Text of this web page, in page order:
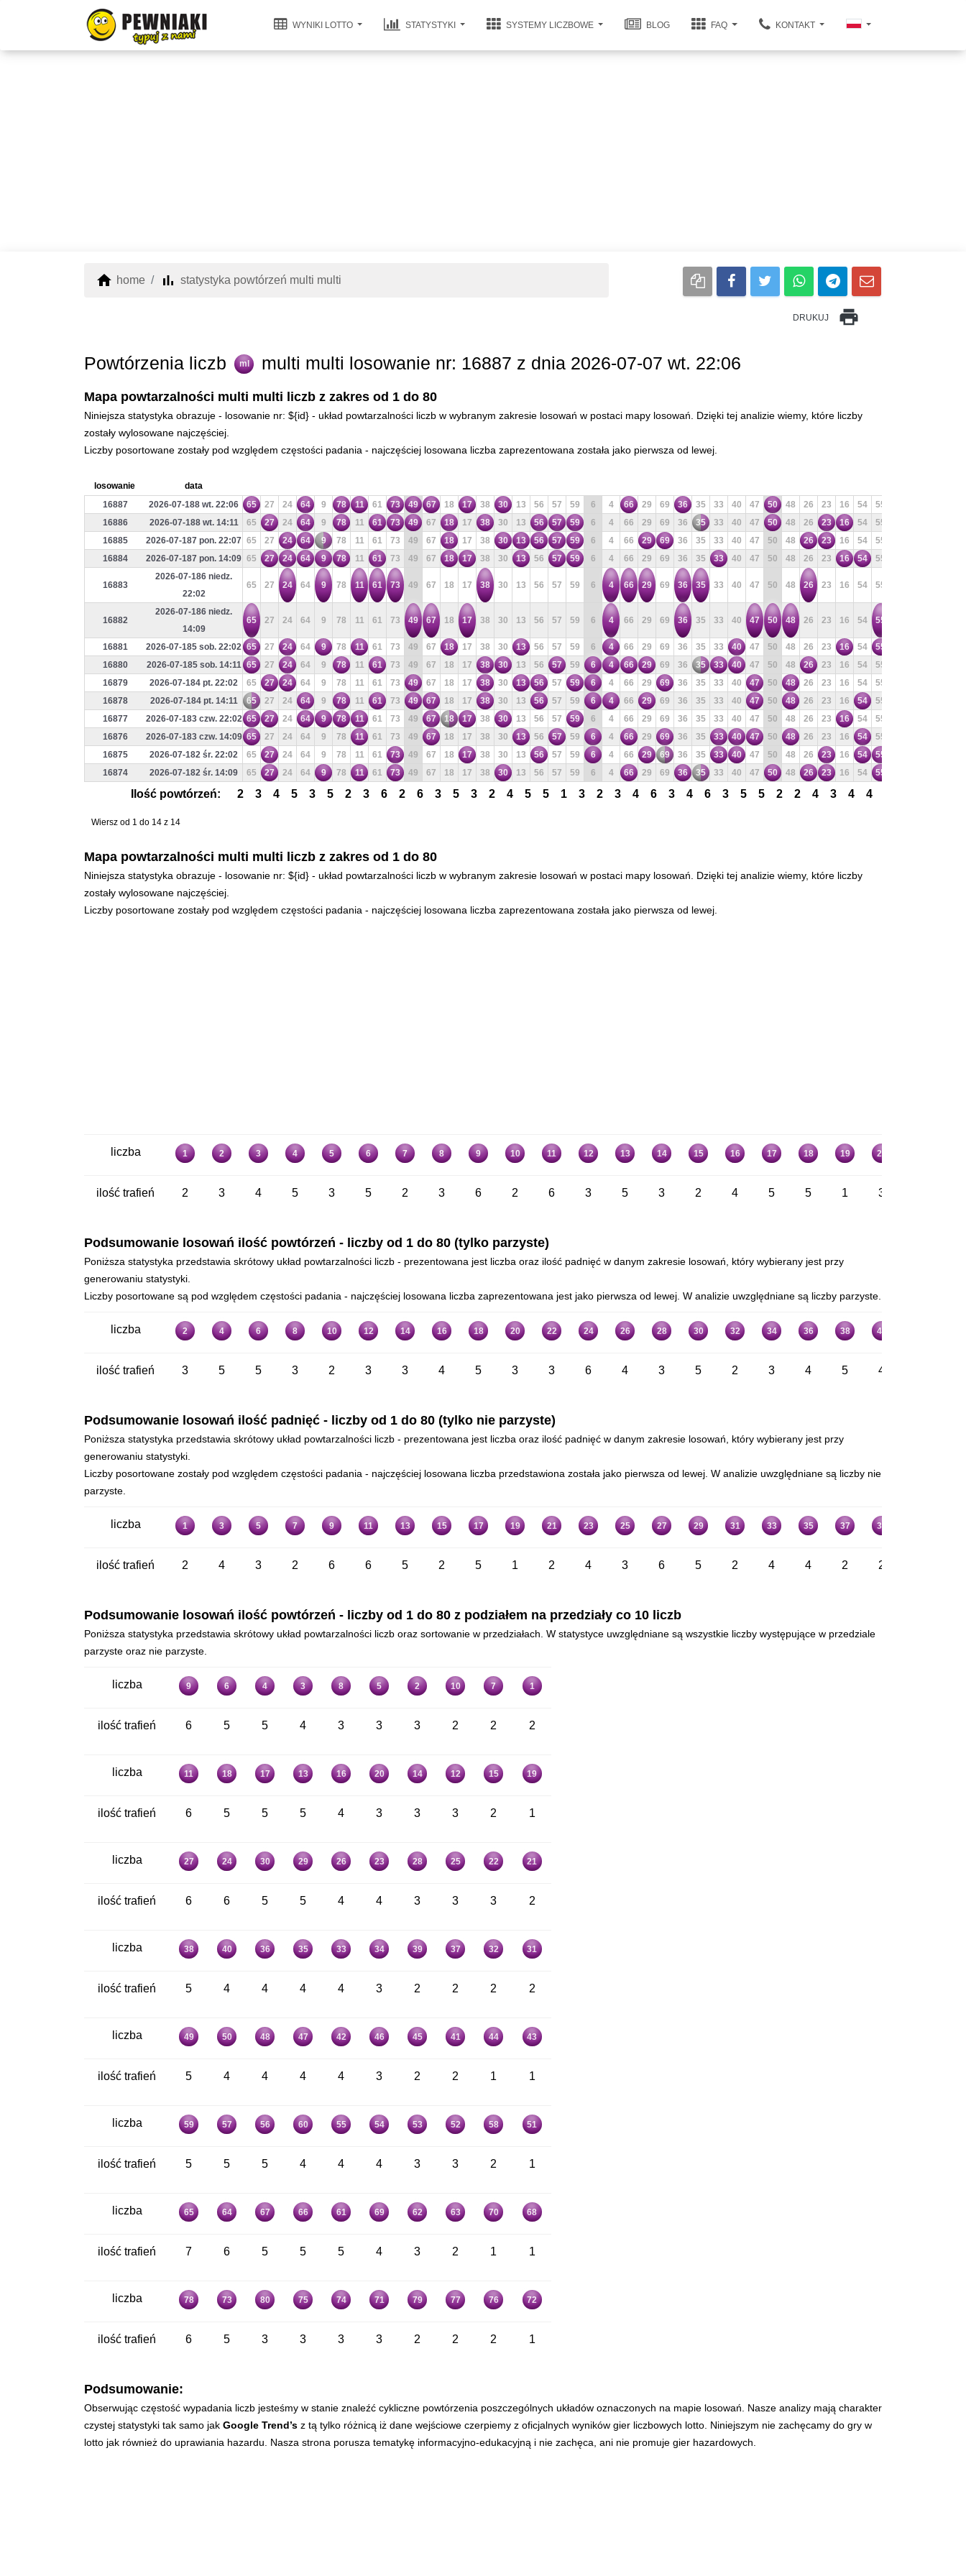
WYNIKI LOTTO STATYSTYKI SYSTEMY LICZBOWE BLOG FAQ KONTAKT
home home bar_chart statystyka powtórzeń multi multi
DRUKUJ print
Powtórzenia liczb ml multi multi losowanie nr: 16887 z dnia 2026-07-07 wt. 22:06
Mapa powtarzalności multi multi liczb z zakres od 1 do 80
Niniejsza statystyka obrazuje - losowanie nr: ${id} - układ powtarzalności liczb w wybranym zakresie losowań w postaci mapy losowań. Dzięki tej analizie wiemy, które liczby
zostały wylosowane najczęściej.
Liczby posortowane zostały pod względem częstości padania - najczęściej losowana liczba zaprezentowana została jako pierwsza od lewej.
losowanie
data
16887
2026-07-188 wt. 22:06 65 27 24 64 9 78 11 61 73 49 67 18 17 38 30 13 56 57 59 6 4 66 29 69 36 35 33 40 47 50 48 26 23 16 54 55
16886
2026-07-188 wt. 14:11 65 27 24 64 9 78 11 61 73 49 67 18 17 38 30 13 56 57 59 6 4 66 29 69 36 35 33 40 47 50 48 26 23 16 54 55
16885
2026-07-187 pon. 22:07 65 27 24 64 9 78 11 61 73 49 67 18 17 38 30 13 56 57 59 6 4 66 29 69 36 35 33 40 47 50 48 26 23 16 54 55
16884
2026-07-187 pon. 14:09 65 27 24 64 9 78 11 61 73 49 67 18 17 38 30 13 56 57 59 6 4 66 29 69 36 35 33 40 47 50 48 26 23 16 54 55
16883
2026-07-186 niedz.
22:02
65 27 24 64 9 78 11 61 73 49 67 18 17 38 30 13 56 57 59 6 4 66 29 69 36 35 33 40 47 50 48 26 23 16 54 55
16882
2026-07-186 niedz.
14:09
65 27 24 64 9 78 11 61 73 49 67 18 17 38 30 13 56 57 59 6 4 66 29 69 36 35 33 40 47 50 48 26 23 16 54 55
16881 2026-07-185 sob. 22:02 65 27 24 64 9 78 11 61 73 49 67 18 17 38 30 13 56 57 59 6 4 66 29 69 36 35 33 40 47 50 48 26 23 16 54 55
16880
2026-07-185 sob. 14:11 65 27 24 64 9 78 11 61 73 49 67 18 17 38 30 13 56 57 59 6 4 66 29 69 36 35 33 40 47 50 48 26 23 16 54 55
16879
2026-07-184 pt. 22:02 65 27 24 64 9 78 11 61 73 49 67 18 17 38 30 13 56 57 59 6 4 66 29 69 36 35 33 40 47 50 48 26 23 16 54 55
16878
2026-07-184 pt. 14:11 65 27 24 64 9 78 11 61 73 49 67 18 17 38 30 13 56 57 59 6 4 66 29 69 36 35 33 40 47 50 48 26 23 16 54 55
16877
2026-07-183 czw. 22:02 65 27 24 64 9 78 11 61 73 49 67 18 17 38 30 13 56 57 59 6 4 66 29 69 36 35 33 40 47 50 48 26 23 16 54 55
16876
2026-07-183 czw. 14:09 65 27 24 64 9 78 11 61 73 49 67 18 17 38 30 13 56 57 59 6 4 66 29 69 36 35 33 40 47 50 48 26 23 16 54 55
16875
2026-07-182 śr. 22:02 65 27 24 64 9 78 11 61 73 49 67 18 17 38 30 13 56 57 59 6 4 66 29 69 36 35 33 40 47 50 48 26 23 16 54 55
16874
2026-07-182 śr. 14:09 65 27 24 64 9 78 11 61 73 49 67 18 17 38 30 13 56 57 59 6 4 66 29 69 36 35 33 40 47 50 48 26 23 16 54 55
Ilość powtórzeń: 2 3 4 5 3 5 2 3 6 2 6 3 5 3 2 4 5 5 1 3 2 3 4 6 3 4 6 3 5 5 2 2 4 3 4 4
Wiersz od 1 do 14 z 14
Mapa powtarzalności multi multi liczb z zakres od 1 do 80
Niniejsza statystyka obrazuje - losowanie nr: ${id} - układ powtarzalności liczb w wybranym zakresie losowań w postaci mapy losowań. Dzięki tej analizie wiemy, które liczby
zostały wylosowane najczęściej.
Liczby posortowane zostały pod względem częstości padania - najczęściej losowana liczba zaprezentowana została jako pierwsza od lewej.
liczba 1 2 3 4 5 6 7 8 9 10 11 12 13 14 15 16 17 18 19 20
ilość trafień 2 3 4 5 3 5 2 3 6 2 6 3 5 3 2 4 5 5 1 3
Podsumowanie losowań ilość powtórzeń - liczby od 1 do 80 (tylko parzyste)
Poniższa statystyka przedstawia skrótowy układ powtarzalności liczb - prezentowana jest liczba oraz ilość padnięć w danym zakresie losowań, który wybierany jest przy
generowaniu statystyki.
Liczby posortowane są pod względem częstości padania - najczęściej losowana liczba zaprezentowana jest jako pierwsza od lewej. W analizie uwzględniane są liczby parzyste.
liczba 2 4 6 8 10 12 14 16 18 20 22 24 26 28 30 32 34 36 38 40
ilość trafień 3 5 5 3 2 3 3 4 5 3 3 6 4 3 5 2 3 4 5 4
Podsumowanie losowań ilość padnięć - liczby od 1 do 80 (tylko nie parzyste)
Poniższa statystyka przedstawia skrótowy układ powtarzalności liczb - prezentowana jest liczba oraz ilość padnięć w danym zakresie losowań, który wybierany jest przy
generowaniu statystyki.
Liczby posortowane zostały pod względem częstości padania - najczęściej losowana liczba przedstawiona została jako pierwsza od lewej. W analizie uwzględniane są liczby nie
parzyste.
liczba 1 3 5 7 9 11 13 15 17 19 21 23 25 27 29 31 33 35 37 39
ilość trafień 2 4 3 2 6 6 5 2 5 1 2 4 3 6 5 2 4 4 2 2
Podsumowanie losowań ilość powtórzeń - liczby od 1 do 80 z podziałem na przedziały co 10 liczb
Poniższa statystyka przedstawia skrótowy układ powtarzalności liczb oraz sortowanie w przedziałach. W statystyce uwzględniane są wszystkie liczby występujące w przedziale
parzyste oraz nie parzyste.
liczba 9 6 4 3 8 5 2 10 7 1
ilość trafień 6 5 5 4 3 3 3 2 2 2
liczba 11 18 17 13 16 20 14 12 15 19
ilość trafień 6 5 5 5 4 3 3 3 2 1
liczba 27 24 30 29 26 23 28 25 22 21
ilość trafień 6 6 5 5 4 4 3 3 3 2
liczba 38 40 36 35 33 34 39 37 32 31
ilość trafień 5 4 4 4 4 3 2 2 2 2
liczba 49 50 48 47 42 46 45 41 44 43
ilość trafień 5 4 4 4 4 3 2 2 1 1
liczba 59 57 56 60 55 54 53 52 58 51
ilość trafień 5 5 5 4 4 4 3 3 2 1
liczba 65 64 67 66 61 69 62 63 70 68
ilość trafień 7 6 5 5 5 4 3 2 1 1
liczba 78 73 80 75 74 71 79 77 76 72
ilość trafień 6 5 3 3 3 3 2 2 2 1
Podsumowanie:
Obserwując częstość wypadania liczb jesteśmy w stanie znaleźć cykliczne powtórzenia poszczególnych układów oznaczonych na mapie losowań. Nasze analizy mają charakter
czystej statystyki tak samo jak Google Trend’s z tą tylko różnicą iż dane wejściowe czerpiemy z oficjalnych wyników gier liczbowych lotto. Niniejszym nie zachęcamy do gry w
lotto jak również do uprawiania hazardu. Nasza strona porusza tematykę informacyjno-edukacyjną i nie zachęca, ani nie promuje gier hazardowych.